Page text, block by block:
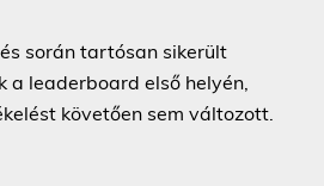
során tartósan sikerült
a leaderboard első helyén,
követően sem változott.